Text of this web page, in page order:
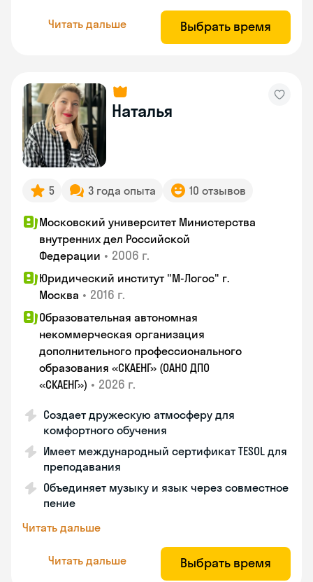
Читать дальше Выбрать время
Наталья
5 3 года опыта 10 отзывов
Московский университет Министерства
внутренних дел Российской
Федерации • 2006 г.
Юридический институт "М-Логос" г.
Москва • 2016 г.
Образовательная автономная
некоммерческая организация
дополнительного профессионального
образования «СКАЕНГ» (ОАНО ДПО
«СКАЕНГ») • 2026 г.
Создает дружескую атмосферу для
комфортного обучения
Имеет международный сертификат TESOL для
преподавания
Объединяет музыку и язык через совместное
пение
Читать дальше
Читать дальше Выбрать время